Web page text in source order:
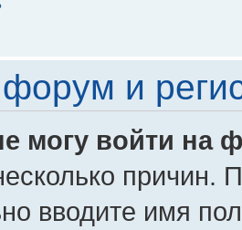
и
могу войти на
причин.
вводите имя